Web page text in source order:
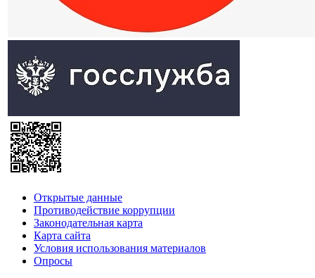
Открытые данные
Противодействие коррупции
Законодательная карта
Карта сайта
Условия использования материалов
Опросы